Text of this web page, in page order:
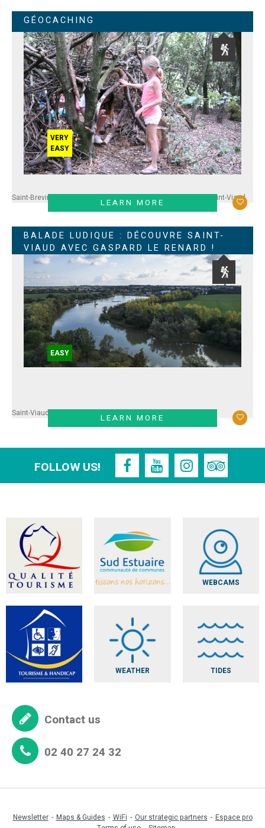
GÉOCACHING
LEARN MORE
Saint-BrevinPaimboeufCorseptFrossaySaint-Père en RetzSaint-Viaud
VERY
EASY
BALADE LUDIQUE : DÉCOUVRE SAINT-
VIAUD AVEC GASPARD LE RENARD !
LEARN MORE
Saint-Viaud
EASY
FOLLOW US!
WEBCAMS
WEATHER TIDES
Contact us
02 40 27 24 32
Newsletter Maps & Guides WiFi Our strategic partners
Espace pro